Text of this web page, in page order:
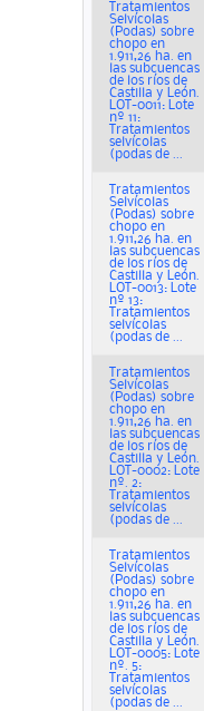
Tratamientos
Selvícolas
(Podas) sobre
chopo en
1.911,26 ha. en
las subcuencas
de los ríos de
Castilla y León.
LOT-0011: Lote
nº 11:
Tratamientos
selvícolas
(podas de ...
Tratamientos
Selvícolas
(Podas) sobre
chopo en
1.911,26 ha. en
las subcuencas
de los ríos de
Castilla y León.
LOT-0013: Lote
nº 13:
Tratamientos
selvícolas
(podas de ...
Tratamientos
Selvícolas
(Podas) sobre
chopo en
1.911,26 ha. en
las subcuencas
de los ríos de
Castilla y León.
LOT-0002: Lote
nº. 2:
Tratamientos
selvícolas
(podas de ...
Tratamientos
Selvícolas
(Podas) sobre
chopo en
1.911,26 ha. en
las subcuencas
de los ríos de
Castilla y León.
LOT-0005: Lote
nº. 5:
Tratamientos
selvícolas
(podas de ...